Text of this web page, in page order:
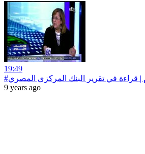
19:49
| قراءة في تقرير البنك المركزي المصري
9 years ago